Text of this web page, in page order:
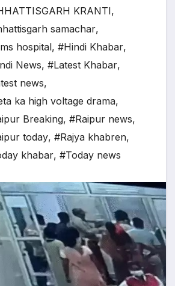
KRANTI,
samachar,
hospital, #Hindi Khabar,
News, #Latest Khabar,
news,
ka high voltage drama,
Breaking, #Raipur news,
today, #Rajya khabren,
khabar, #Today news